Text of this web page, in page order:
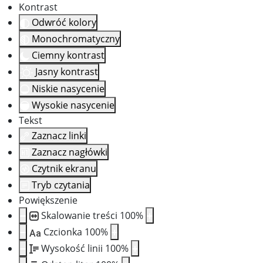
Kontrast
Odwróć kolory
Monochromatyczny
Ciemny kontrast
Jasny kontrast
Niskie nasycenie
Wysokie nasycenie
Tekst
Zaznacz linki
Zaznacz nagłówki
Czytnik ekranu
Tryb czytania
Powiększenie
Skalowanie treści 100%
Aa Czcionka 100%
Wysokość linii 100%